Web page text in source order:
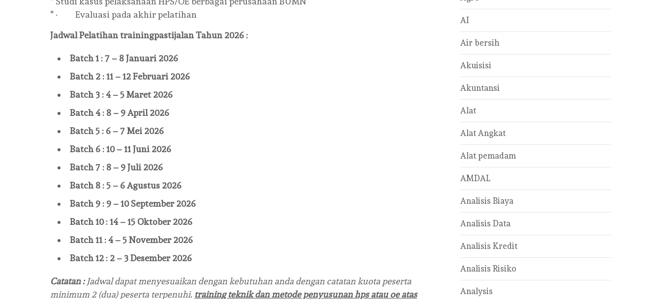
* · Evaluasi pada akhir pelatihan
Jadwal PelatihantrainingpastijalanTahun 2026 :
Batch 1 : 7 – 8 Januari 2026
Batch 2 : 11 – 12 Februari 2026
Batch 3 : 4 – 5 Maret 2026
Batch 4 : 8 – 9 April 2026
Batch 5 : 6 – 7 Mei 2026
Batch 6 : 10 – 11 Juni 2026
Batch 7 : 8 – 9 Juli 2026
Batch 8 : 5 – 6 Agustus 2026
Batch 9 : 9 – 10 September 2026
Batch 10 : 14 – 15 Oktober 2026
Batch 11 : 4 – 5 November 2026
Batch 12 : 2 – 3 Desember 2026
Catatan :Jadwal dapat menyesuaikan dengan kebutuhan anda dengan catatan kuota peserta
minimum 2 (dua) peserta terpenuhi. training teknik dan metode penyusunan hps atau oe atas
AI
Air bersih
Akuisisi
Akuntansi
Alat
Alat Angkat
Alat pemadam
AMDAL
Analisis Biaya
Analisis Data
Analisis Kredit
Analisis Risiko
Analysis